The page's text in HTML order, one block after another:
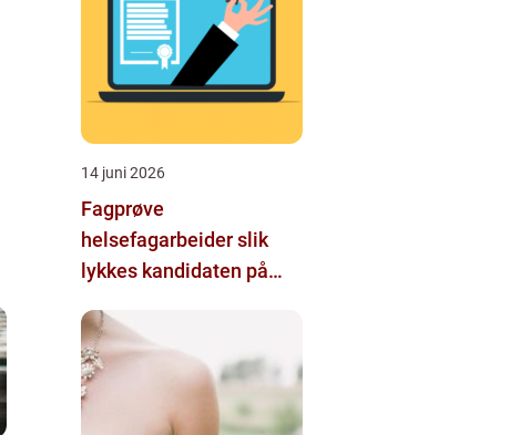
14 juni 2026
Fagprøve
helsefagarbeider slik
lykkes kandidaten på